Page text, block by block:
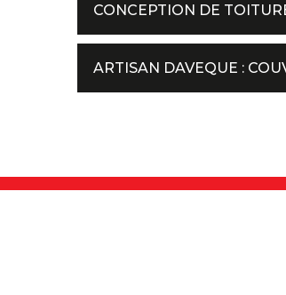
CONCEPTION DE
ARTISAN DAVEQUE :